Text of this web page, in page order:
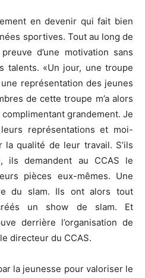
en devenir qui fait bien
sportives. Tout au long de
d’une motivation sans
talents. «Un jour, une troupe
représentation des jeunes
de cette troupe m’a alors
grandement. Je
représentations et moi-
la qualité de leur travail. S’ils
ils demandent au CCAS le
pièces eux-mêmes. Une
du slam. Ils ont alors tout
un show de slam. Et
derrière l’organisation de
directeur du CCAS.
la jeunesse pour valoriser le